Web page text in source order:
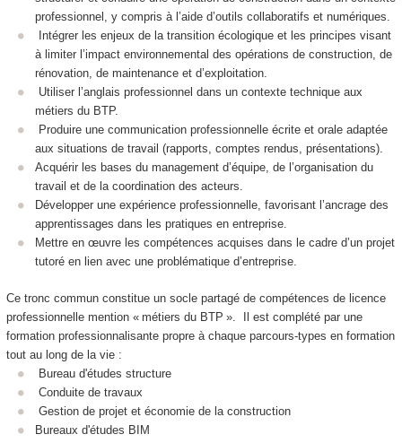
professionnel, y compris à l’aide d’outils collaboratifs et numériques.
Intégrer les enjeux de la transition écologique et les principes visant
à limiter l’impact environnemental des opérations de construction, de
rénovation, de maintenance et d’exploitation.
Utiliser l’anglais professionnel dans un contexte technique aux
métiers du BTP.
Produire une communication professionnelle écrite et orale adaptée
aux situations de travail (rapports, comptes rendus, présentations).
Acquérir les bases du management d’équipe, de l’organisation du
travail et de la coordination des acteurs.
Développer une expérience professionnelle, favorisant l’ancrage des
apprentissages dans les pratiques en entreprise.
Mettre en œuvre les compétences acquises dans le cadre d’un projet
tutoré en lien avec une problématique d’entreprise.
Ce tronc commun constitue un socle partagé de compétences de licence
professionnelle mention « métiers du BTP ». Il est complété par une
formation professionnalisante propre à chaque parcours-types en formation
tout au long de la vie :
Bureau d'études structure
Conduite de travaux
Gestion de projet et économie de la construction
Bureaux d'études BIM